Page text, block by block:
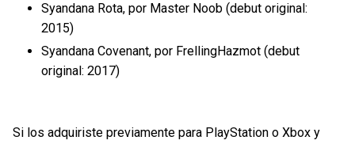
Syandana Rota, por Master Noob (debut original:
2015)
Syandana Covenant, por FrellingHazmot (debut
original: 2017)
Si los adquiriste previamente para PlayStation o Xbox y